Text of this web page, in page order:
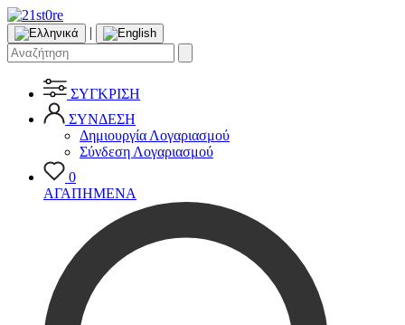
|
ΣΥΓΚΡΙΣΗ
ΣΥΝΔΕΣΗ
Δημιουργία Λογαριασμού
Σύνδεση Λογαριασμού
0
ΑΓΑΠΗΜΕΝΑ